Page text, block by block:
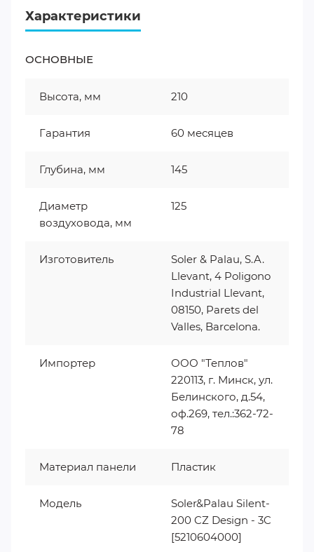
Характеристики
ОСНОВНЫЕ
Высота, мм 210
Гарантия 60 месяцев
Глубина, мм 145
Диаметр
воздуховода, мм
125
Изготовитель
Soler & Palau, S.A.
Llevant, 4 Poligono
Industrial Llevant,
08150, Parets del
Valles, Barcelona.
Импортер
ООО "Теплов"
220113, г. Минск, ул.
Белинского, д.54,
оф.269, тел.:362-72-
78
Материал панели Пластик
Модель
Soler&Palau Silent-
200 CZ Design - 3C
[5210604000]